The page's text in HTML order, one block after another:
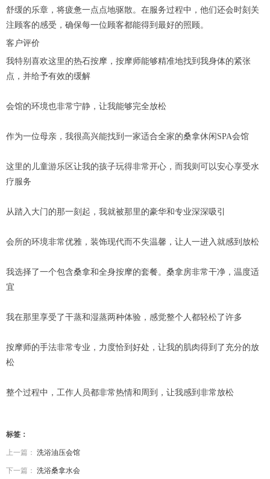
舒缓的乐章，将疲惫一点点地驱散。在服务过程中，他们还会时刻关
注顾客的感受，确保每一位顾客都能得到最好的照顾。
客户评价
我特别喜欢这里的热石按摩，按摩师能够精准地找到我身体的紧张
点，并给予有效的缓解
会馆的环境也非常宁静，让我能够完全放松
作为一位母亲，我很高兴能找到一家适合全家的桑拿休闲SPA会馆
这里的儿童游乐区让我的孩子玩得非常开心，而我则可以安心享受水
疗服务
从踏入大门的那一刻起，我就被那里的豪华和专业深深吸引
会所的环境非常优雅，装饰现代而不失温馨，让人一进入就感到放松
我选择了一个包含桑拿和全身按摩的套餐。桑拿房非常干净，温度适
宜
我在那里享受了干蒸和湿蒸两种体验，感觉整个人都轻松了许多
按摩师的手法非常专业，力度恰到好处，让我的肌肉得到了充分的放
松
整个过程中，工作人员都非常热情和周到，让我感到非常放松
标签：
上一篇： 洗浴油压会馆
下一篇： 洗浴桑拿水会